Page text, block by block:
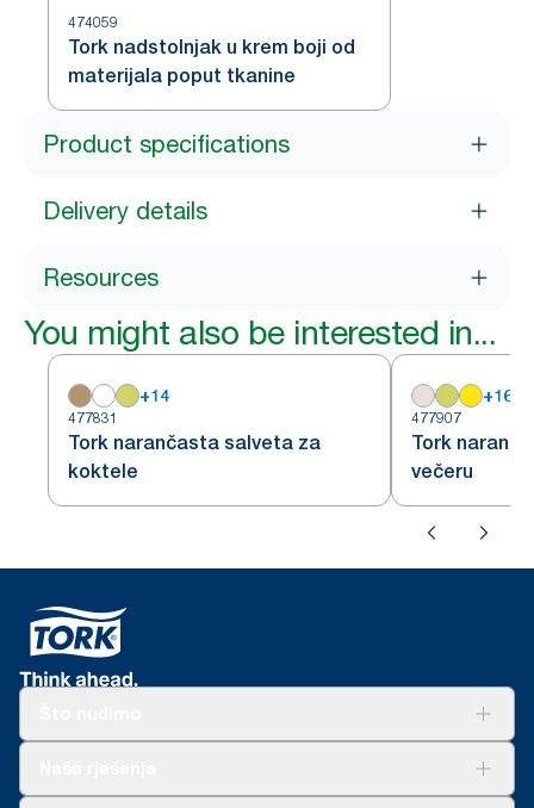
474059
Tork nadstolnjak u krem boji od
materijala poput tkanine
Product specifications
Delivery details
Resources
You might also be interested in...
+14
477831
Tork narančasta salveta za
koktele
+16
477907
Tork
večeru